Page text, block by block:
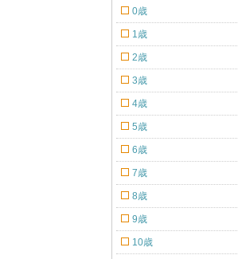
0歳
1歳
2歳
3歳
4歳
5歳
6歳
7歳
8歳
9歳
10歳